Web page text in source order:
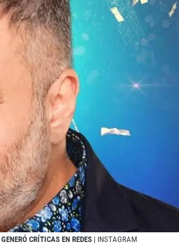
CRÍTICAS EN REDES | INSTAGRAM